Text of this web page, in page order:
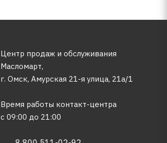
Центр продаж и обслуживания
Масломарт,
г. Омск, Амурская 21-я улица, 21а/1
Время работы контакт-центра
с 09:00 до 21:00